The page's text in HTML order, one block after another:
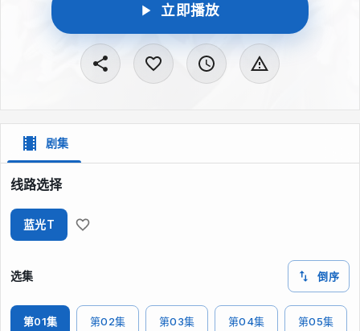
立即播放
剧集
线路选择
蓝光T
选集 倒序
第01集 第02集 第03集 第04集 第05集